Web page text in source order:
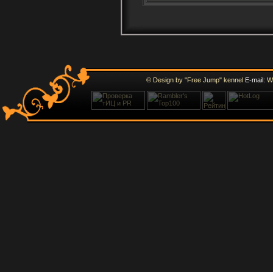
© Design by "Free Jump" kennel E-mail: